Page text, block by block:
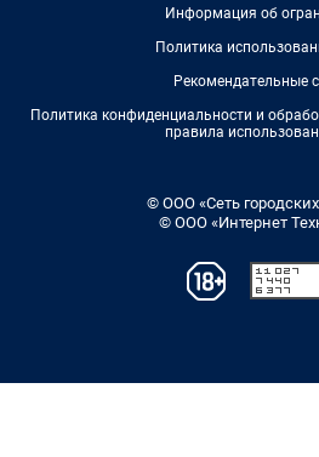
Информация об
Политика
Рекомендательные
Политика конфиденциальности и
правила
© ООО «Сеть
© ООО «Интернет